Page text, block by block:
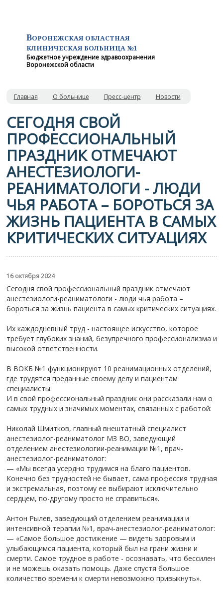
ВОРОНЕЖСКАЯ ОБЛАСТНАЯ
КЛИНИЧЕСКАЯ БОЛЬНИЦА №1
Бюджетное учреждение здравоохранения
Воронежской области
Главная О больнице Пресс-центр Новости
СЕГОДНЯ СВОЙ
ПРОФЕССИОНАЛЬНЫЙ
ПРАЗДНИК ОТМЕЧАЮТ
АНЕСТЕЗИОЛОГИ-
РЕАНИМАТОЛОГИ - ЛЮДИ
ЧЬЯ РАБОТА – БОРОТЬСЯ ЗА
ЖИЗНЬ ПАЦИЕНТА В САМЫХ
КРИТИЧЕСКИХ СИТУАЦИЯХ
16 октября 2024
Сегодня свой профессиональный праздник отмечают
анестезиологи-реаниматологи - люди чья работа –
бороться за жизнь пациента в самых критических ситуациях.
Их каждодневный труд - настоящее искусство, которое
требует глубоких знаний, безупречного профессионализма и
высокой ответственности.
В ВОКБ №1 функционируют 10 реанимационных отделений,
где трудятся преданные своему делу и пациентам
специалисты.
И в свой профессиональный праздник они рассказали нам о
самых трудных и значимых моментах, связанных с работой:
Николай Шмитков, главный внештатный специалист
анестезиолог-реаниматолог МЗ ВО, заведующий
отделением анестезиологии-реанимации №1, врач-
анестезиолог-реаниматолог:
— «Мы всегда усердно трудимся на благо пациентов.
Конечно без трудностей не бывает, сама профессия трудная
и экстремальная, поэтому ее выбирают исключительно
сердцем, по-другому просто не справиться».
Антон Рылев, заведующий отделением реанимации и
интенсивной терапии №1, врач-анестезиолог-реаниматолог:
— «Самое большое достижение — видеть здоровым и
улыбающимся пациента, который был на грани жизни и
смерти. Самое трудное в работе - осознавать, что бессилен
и не можешь оказать помощь. Даже спустя большое
количество времени к смерти невозможно привыкнуть».